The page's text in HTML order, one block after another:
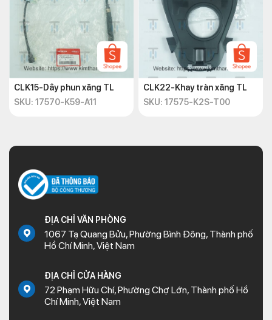
CLK15-Dây phun xăng TL
SKU: 17570-K59-A11
CLK22-Khay tràn xăng TL
SKU: 17575-K2S-T00
ĐỊA CHỈ VĂN PHÒNG
1067 Tạ Quang Bửu, Phường Bình Đông, Thành phố
Hồ Chí Minh, Việt Nam
ĐỊA CHỈ CỬA HÀNG
72 Phạm Hữu Chí, Phường Chợ Lớn, Thành phố Hồ
Chí Minh, Việt Nam